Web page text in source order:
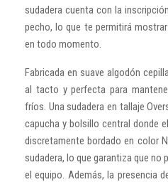
sudadera cuenta con la
pecho, lo que te permitirá
en todo momento.
Fabricada en suave algodón
al tacto y perfecta para
fríos. Una sudadera en tallaje
capucha y bolsillo central donde
discretamente bordado en color
sudadera, lo que garantiza que no
el equipo. Además, la presencia